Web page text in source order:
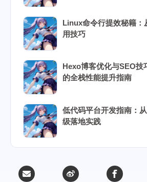
Linux命令行提效秘籍：
用技巧
Hexo博客优化与SEO技
的全栈性能提升指南
低代码平台开发指南：
级落地实践